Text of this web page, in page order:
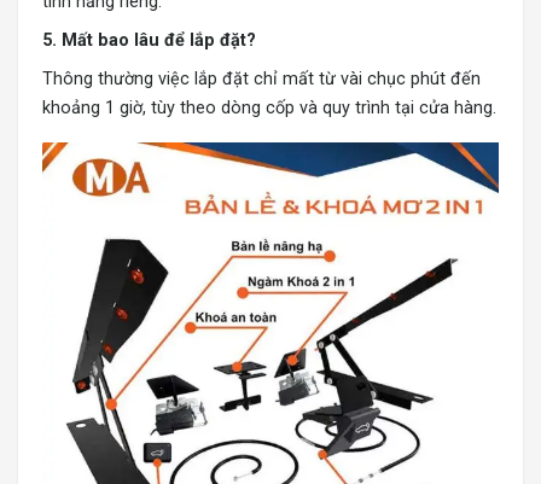
5. Mất bao lâu để lắp đặt?
Thông thường việc lắp đặt chỉ mất từ vài chục phút đến
khoảng 1 giờ, tùy theo dòng cốp và quy trình tại cửa hàng.